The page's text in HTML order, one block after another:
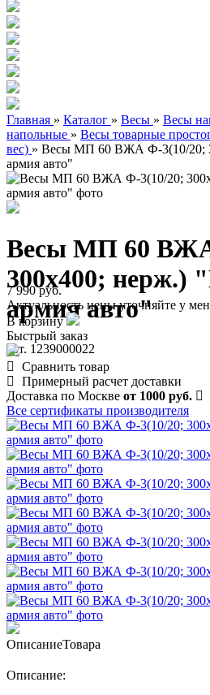
Главная » Каталог » Весы » Весы
напольные » Весы товарные
вес) » Весы МП 60 ВЖА Ф-3(10/20;
армия авто"
Весы МП 60
300х400; нерж.)
армия авто"
арт. 1239000022
7 990 руб.
Актуальность цены уточняйте у
В корзину
Быстрый заказ
Сравнить товар
Примерный расчет доставки
Доставка по Москве от 1000 руб.
Все сертификаты производителя
ОписаниеТовара
Описание: